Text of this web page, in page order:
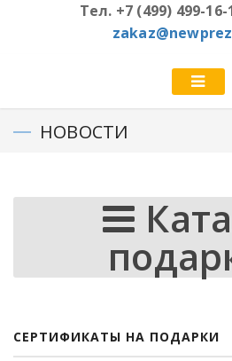
Тел. +7 (499) 499-
НОВОСТИ
СЕРТИФИКАТЫ НА ПОДАРКИ